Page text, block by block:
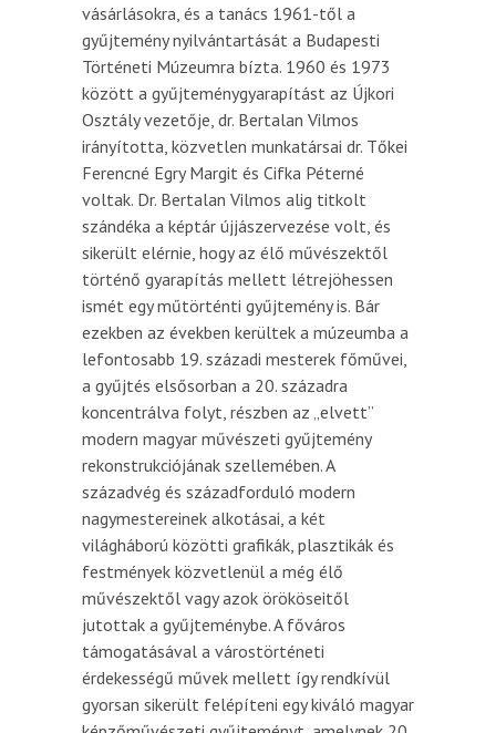
vásárlásokra, és a tanács 1961-től a
gyűjtemény nyilvántartását a Budapesti
Történeti Múzeumra bízta. 1960 és 1973
között a gyűjteménygyarapítást az Újkori
Osztály vezetője, dr. Bertalan Vilmos
irányította, közvetlen munkatársai dr. Tőkei
Ferencné Egry Margit és Cifka Péterné
voltak. Dr. Bertalan Vilmos alig titkolt
szándéka a képtár újjászervezése volt, és
sikerült elérnie, hogy az élő művészektől
történő gyarapítás mellett létrejöhessen
ismét egy műtörténti gyűjtemény is. Bár
ezekben az években kerültek a múzeumba a
lefontosabb 19. századi mesterek főművei,
a gyűjtés elsősorban a 20. századra
koncentrálva folyt, részben az „elvett”
modern magyar művészeti gyűjtemény
rekonstrukciójának szellemében. A
századvég és századforduló modern
nagymestereinek alkotásai, a két
világháború közötti grafikák, plasztikák és
festmények közvetlenül a még élő
művészektől vagy azok örököseitől
jutottak a gyűjteménybe. A főváros
támogatásával a várostörténeti
érdekességű művek mellett így rendkívül
gyorsan sikerült felépíteni egy kiváló magyar